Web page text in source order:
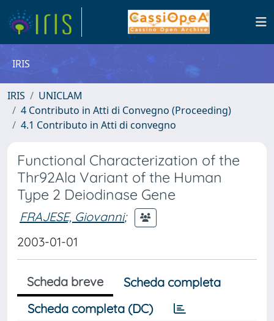
IRIS
IRIS
UNICLAM
4 Contributo in Atti di Convegno (Proceeding)
4.1 Contributo in Atti di convegno
Functional Characterization of the
Thr92Ala Variant of the Human
Type 2 Deiodinase Gene
FRAJESE, Giovanni;
2003-01-01
Scheda breve
Scheda completa
Scheda completa (DC)